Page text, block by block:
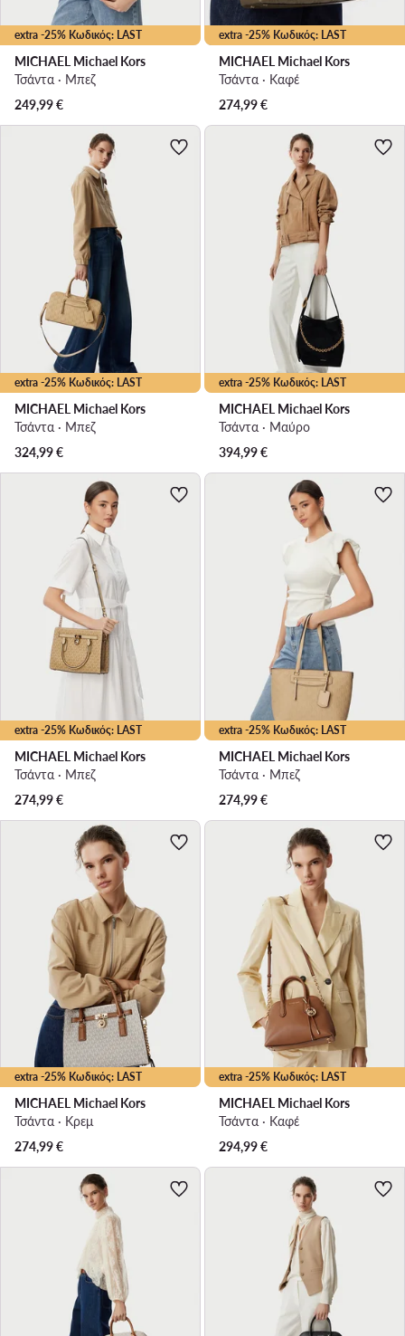
extra -25% Κωδικός: LAST
MICHAEL Michael Kors
Τσάντα · Μπεζ
249,99€
extra -25% Κωδικός: LAST
MICHAEL Michael Kors
Τσάντα · Καφέ
274,99€
extra -25% Κωδικός: LAST
MICHAEL Michael Kors
Τσάντα · Μπεζ
324,99€
extra -25% Κωδικός: LAST
MICHAEL Michael Kors
Τσάντα · Μαύρο
394,99€
extra -25% Κωδικός: LAST
MICHAEL Michael Kors
Τσάντα · Μπεζ
274,99€
extra -25% Κωδικός: LAST
MICHAEL Michael Kors
Τσάντα · Μπεζ
274,99€
extra -25% Κωδικός: LAST
MICHAEL Michael Kors
Τσάντα · Κρεμ
274,99€
extra -25% Κωδικός: LAST
MICHAEL Michael Kors
Τσάντα · Καφέ
294,99€